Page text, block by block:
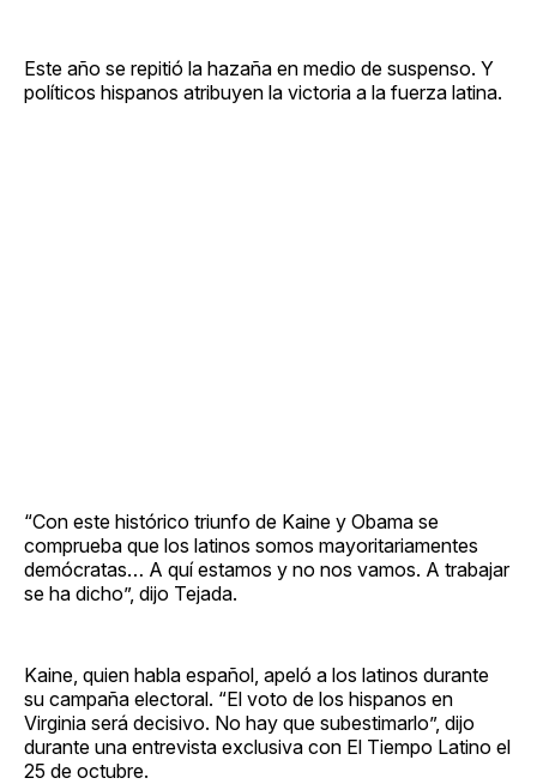
Este año se repitió la hazaña en medio de suspenso. Y
políticos hispanos atribuyen la victoria a la fuerza latina.
“Con este histórico triunfo de Kaine y Obama se
comprueba que los latinos somos mayoritariamentes
demócratas… A quí estamos y no nos vamos. A trabajar
se ha dicho”, dijo Tejada.
Kaine, quien habla español, apeló a los latinos durante
su campaña electoral. “El voto de los hispanos en
Virginia será decisivo. No hay que subestimarlo”, dijo
durante una entrevista exclusiva con El Tiempo Latino el
25 de octubre.